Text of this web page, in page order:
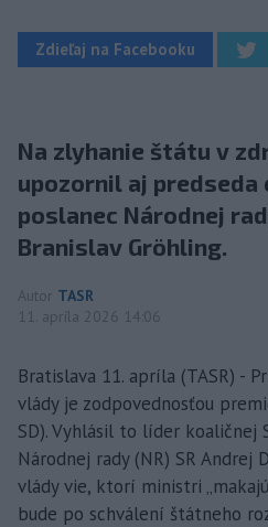
Zdieľaj na Facebooku
Na zlyhanie štátu v
upozornil aj predseda
poslanec Národnej
Branislav Gröhling.
Autor TASR
11. apríla 2026 14:06
Bratislava 11. apríla (TASR) -
vlády je zodpovednosťou
SD). Vyhlásil to líder koaličnej
Národnej rady (NR) SR Andrej
vlády vie, ktorí ministri
bude po schválení štátneho